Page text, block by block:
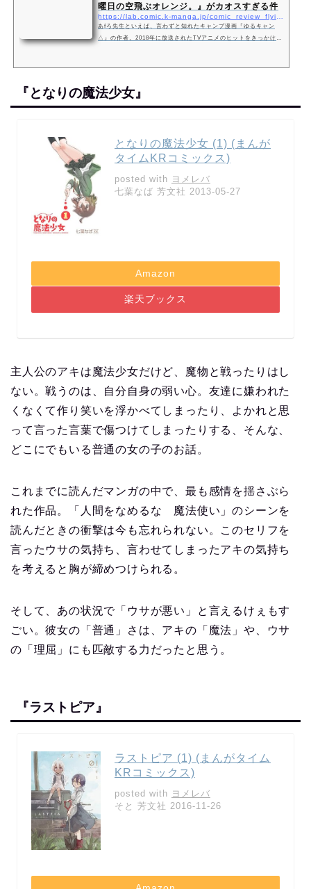
曜日の空飛ぶオレンジ。』がカオスすぎる件
あfろ先生といえば、言わずと知れたキャンプ漫画『ゆるキャン
△』の作者。2018年に放送されたTVアニメのヒットをきっかけ
『となりの魔法少女』
となりの魔法少女 (1) (まんが
タイムKRコミックス)
posted with ヨメレバ
七葉なば 芳文社 2013-05-27
Amazon
楽天ブックス
主人公のアキは魔法少女だけど、魔物と戦ったりはし
ない。戦うのは、自分自身の弱い心。友達に嫌われた
くなくて作り笑いを浮かべてしまったり、よかれと思
って言った言葉で傷つけてしまったりする、そんな、
どこにでもいる普通の女の子のお話。
これまでに読んだマンガの中で、最も感情を揺さぶら
れた作品。「人間をなめるな 魔法使い」のシーンを
読んだときの衝撃は今も忘れられない。このセリフを
言ったウサの気持ち、言わせてしまったアキの気持ち
を考えると胸が締めつけられる。
そして、あの状況で「ウサが悪い」と言えるけぇもす
ごい。彼女の「普通」さは、アキの「魔法」や、ウサ
の「理屈」にも匹敵する力だったと思う。
『ラストピア』
ラストピア (1) (まんがタイム
KRコミックス)
posted with ヨメレバ
そと 芳文社 2016-11-26